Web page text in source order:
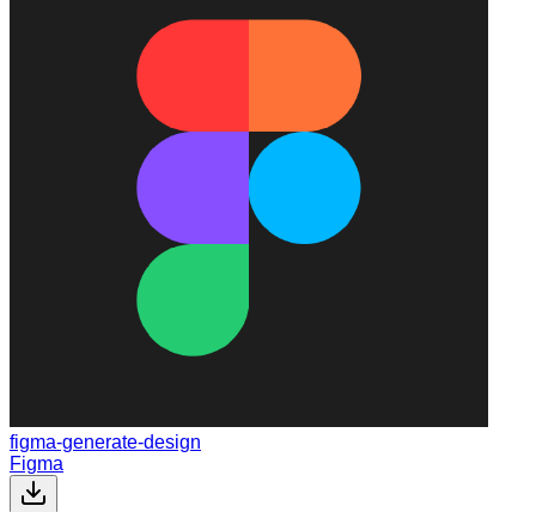
figma-generate-design
Figma